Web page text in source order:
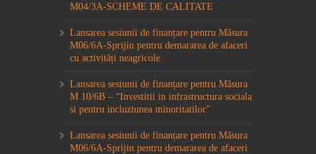
M04/3A-SCHEME DE CALITATE
Lansarea sesiunii de finanțare pentru Măsura
M06/6A-Sprijin pentru demararea de afaceri
cu activități neagricole
Lansarea sesiunii de finanțare pentru Măsura
M 10/6B – “Investitii in infrastructura sociala
si pentru incluziunea minoritatilor”
Lansarea sesiunii de finanțare pentru Măsura
M06/6A-Sprijin pentru demararea de afaceri